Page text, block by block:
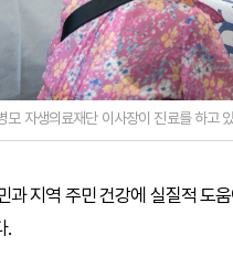
모 자생의료재단 이사장이 진료를 하고
과 지역 주민 건강에 실질적 도
.